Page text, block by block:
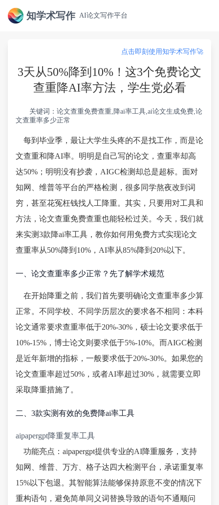
知学术写作 AI论文写作平台
点击即刻使用知学术写作🚀
3天从50%降到10%！这3个免费论文
查重降AI率方法，学生党必看
关键词：论文查重免费查重,降ai率工具,ai论文生成免费,论
文查重率多少正常
每到毕业季，最让大学生头疼的不是找工作，而是论
文查重和降AI率。明明是自己写的论文，查重率却高
达50%；明明没有抄袭，AIGC检测却总是超标。面对
知网、维普等平台的严格检测，很多同学熬夜改到词
穷，甚至花冤枉钱找人工降重。其实，只要用对工具和
方法，论文查重免费查重也能轻松过关。今天，我们就
来实测3款降ai率工具，教你如何用免费方式实现论文
查重率从50%降到10%，AI率从85%降到20%以下。
一、论文查重率多少正常？先了解学术规范
在开始降重之前，我们首先要明确论文查重率多少算
正常。不同学校、不同学历层次的要求各不相同：本科
论文通常要求查重率低于20%-30%，硕士论文要求低于
10%-15%，博士论文则要求低于5%-10%。而AIGC检测
是近年新增的指标，一般要求低于20%-30%。如果您的
论文查重率超过50%，或者AI率超过30%，就需要立即
采取降重措施了。
二、3款实测有效的免费降ai率工具
aipapergpt降重复率工具
功能亮点：aipapergpt提供专业的AI降重服务，支持
知网、维普、万方、格子达四大检测平台，承诺重复率
15%以下包退。其智能算法能够保持原意不变的情况下
重构语句，避免简单同义词替换导致的语句不通顺问